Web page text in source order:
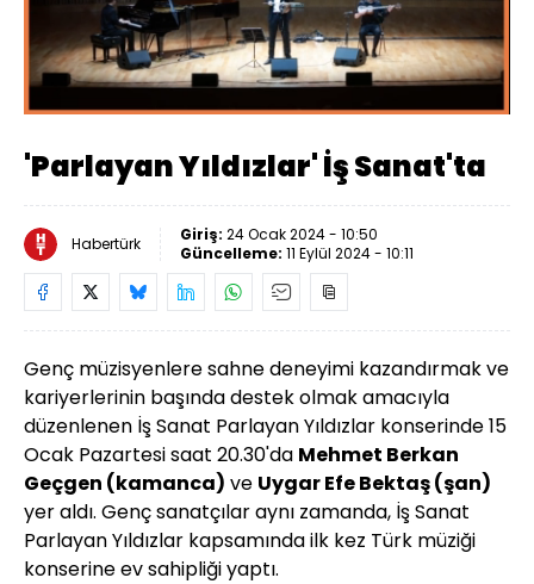
Sesi
Aç
Yüklendi:
34.87%
Hızı
'Parlayan Yıldızlar' İş Sanat'ta
Habertürk Giriş: 24 Ocak 2024 - 10:50
Güncelleme: 11 Eylül 2024 - 10:11
Genç müzisyenlere sahne deneyimi kazandırmak ve
kariyerlerinin başında destek olmak amacıyla
düzenlenen İş Sanat Parlayan Yıldızlar konserinde 15
Ocak Pazartesi saat 20.30'da Mehmet Berkan
Geçgen (kamanca) ve Uygar Efe Bektaş (şan)
yer aldı. Genç sanatçılar aynı zamanda, İş Sanat
Parlayan Yıldızlar kapsamında ilk kez Türk müziği
konserine ev sahipliği yaptı.